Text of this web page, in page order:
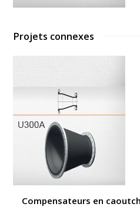
Projets connexes
Compensateurs en